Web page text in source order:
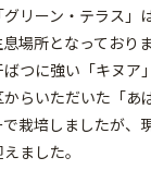
リーン・テラス」
場所となっており
つに強い「キヌア
らいただいた「あ
栽培しましたが、
ました。